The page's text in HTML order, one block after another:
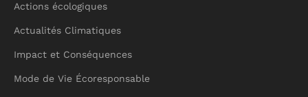
Actions écologiques
Actualités Climatiques
Impact et Conséquences
Mode de Vie Écoresponsable